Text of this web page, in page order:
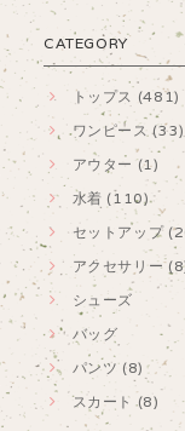
CATEGORY
トップス (481)
ワンピース (33)
アウター (1)
水着 (110)
セットアップ
アクセサリー
シューズ
バッグ
パンツ (8)
スカート (8)